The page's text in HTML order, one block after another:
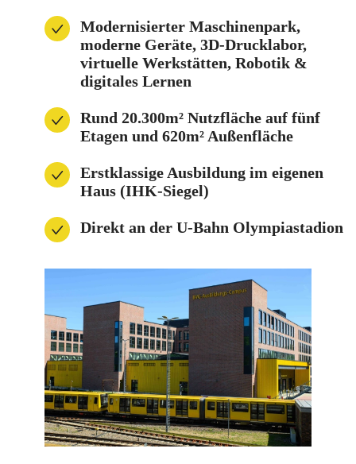
Modernisierter Maschinenpark,
moderne Geräte, 3D-Drucklabor,
virtuelle Werkstätten, Robotik &
digitales Lernen
Rund 20.300m² Nutzfläche auf fünf
Etagen und 620m² Außenfläche
Erstklassige Ausbildung im eigenen
Haus (IHK-Siegel)
Direkt an der U-Bahn Olympiastadion